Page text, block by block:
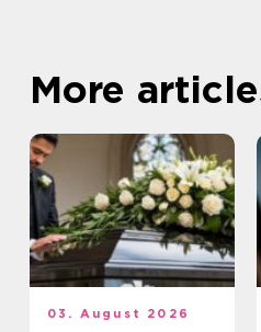
More
03. August 2026